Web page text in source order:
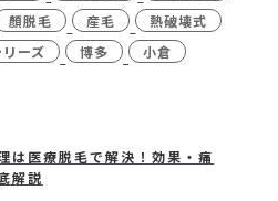
顏脱毛 産毛
熱破壊式
ーズ
博多
小倉
は医療脱毛で解決！効果・痛
解説